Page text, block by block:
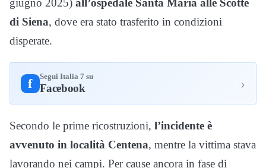
giugno 2025) all’ospedale Santa Maria alle Scotte
di Siena, dove era stato trasferito in condizioni
disperate.
f Segui Italia 7 su
Facebook ›
Secondo le prime ricostruzioni, l’incidente è
avvenuto in località Centena, mentre la vittima stava
lavorando nei campi. Per cause ancora in fase di